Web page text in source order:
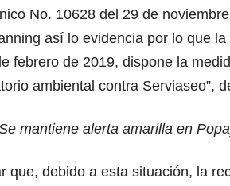
No. 10628 del 29 de
así lo evidencia por lo que
febrero de 2019, dispone la
ambiental contra Serviaseo”,
mantiene alerta amarilla en
que, debido a esta situación, la